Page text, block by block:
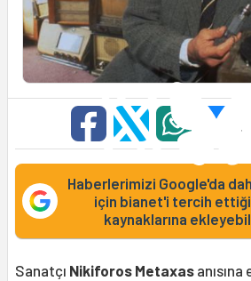
Haberlerimizi Google'da
için bianet'i tercih
kaynaklarına
Sanatçı Nikiforos Metaxas anısına